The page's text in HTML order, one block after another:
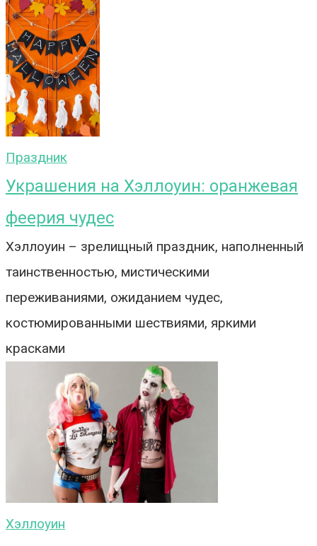
Праздник
Украшения на Хэллоуин: оранжевая
феерия чудес
Хэллоуин – зрелищный праздник, наполненный
таинственностью, мистическими
переживаниями, ожиданием чудес,
костюмированными шествиями, яркими
красками
Хэллоуин